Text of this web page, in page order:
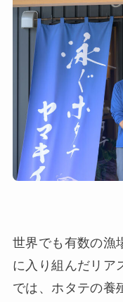
世界でも有数の漁
に入り組んだリア
では、ホタテの養